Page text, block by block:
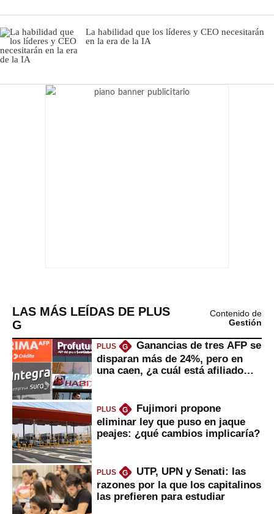
La habilidad que los líderes y CEO necesitarán
en la era de la IA
LAS MÁS LEÍDAS DE PLUS
G
Contenido de
Gestión
PLUS G
Ganancias de tres AFP se
disparan más de 24%, pero en
una caen, ¿a cuál está afiliado
PLUS G
Fujimori propone
eliminar ley que puso en jaque
peajes: ¿qué cambios implicaría?
PLUS G
UTP, UPN y Senati: las
razones por la que los capitalinos
las prefieren para estudiar